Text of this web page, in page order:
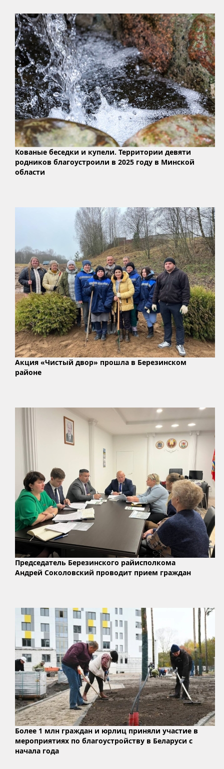
Кованые беседки и купели. Территории девяти
родников благоустроили в 2025 году в Минской
области
Акция «Чистый двор» прошла в Березинском
районе
Председатель Березинского райисполкома
Андрей Соколовский проводит прием граждан
Более 1 млн граждан и юрлиц приняли участие в
мероприятиях по благоустройству в Беларуси с
начала года